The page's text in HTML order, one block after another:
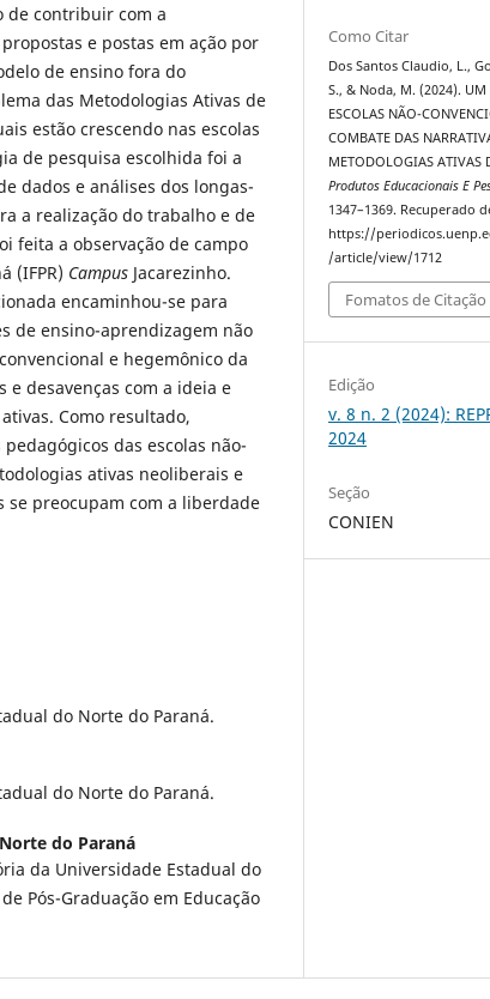
de contribuir com a
e postas em ação por
de ensino fora do
das Metodologias Ativas de
estão crescendo nas escolas
de pesquisa escolhida foi a
dados e análises dos longas-
a realização do trabalho e de
feita a observação de campo
(IFPR) Campus Jacarezinho.
encaminhou-se para
de ensino-aprendizagem não
e hegemônico da
e desavenças com a ideia e
Como resultado,
das escolas não-
ativas neoliberais e
se preocupam com a liberdade
do Norte do Paraná.
do Norte do Paraná.
do Paraná
da Universidade Estadual do
Pós-Graduação em Educação
Como Citar
Dos Santos Claudio, L.,
S., & Noda, M. (2024). UM
ESCOLAS NÃO-
COMBATE DAS
METODOLOGIAS ATIVAS
Produtos Educacionais E
1347–1369. Recuperado
https://
/article/view/1712
Fomatos de Citação
Edição
v. 8 n. 2 (2024):
2024
Seção
CONIEN